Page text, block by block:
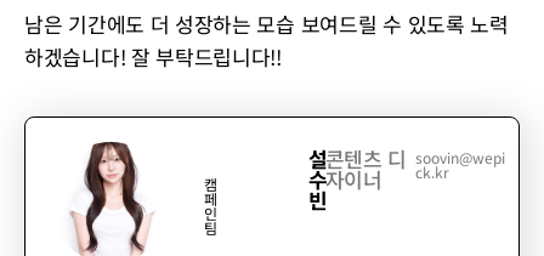
남은 기간에도 더 성장하는 모습 보여드릴 수 있도록 노력
하겠습니다! 잘 부탁드립니다!!
캠
페
인
팀
설
수
빈
콘텐츠 디
자이너
soovin@wepi
ck.kr